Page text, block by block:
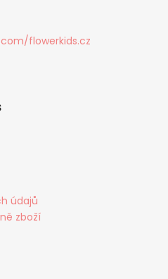
flowerkids.cz
údajů
zboží